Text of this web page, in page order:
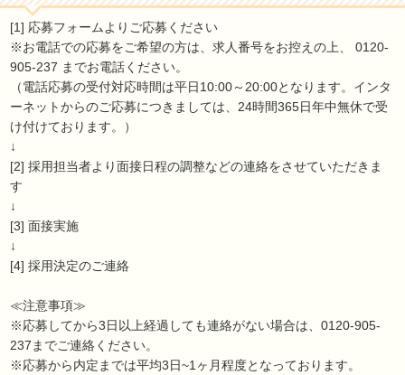
[1] 応募フォームよりご応募ください
※お電話での応募をご希望の方は、求人番号をお控えの上、 0120-
905-237 までお電話ください。
（電話応募の受付対応時間は平日10:00～20:00となります。インタ
ーネットからのご応募につきましては、24時間365日年中無休で受
け付けております。）
↓
[2] 採用担当者より面接日程の調整などの連絡をさせていただきま
す
↓
[3] 面接実施
↓
[4] 採用決定のご連絡
≪注意事項≫
※応募してから3日以上経過しても連絡がない場合は、0120-905-
237までご連絡ください。
※応募から内定までは平均3日~1ヶ月程度となっております。